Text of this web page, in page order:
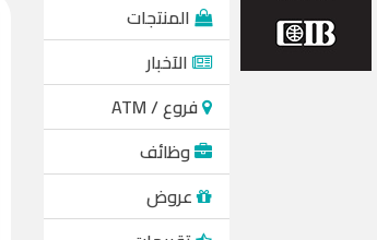
المنتجات
الآخبار
فروع / ATM
وظائف
عروض